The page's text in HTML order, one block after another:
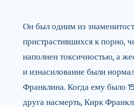
Он был одним из
пристрастившихся к порно,
наполнен токсичностью, а
и изнасилование были
Франклина. Когда ему было
друга насмерть, Кирк